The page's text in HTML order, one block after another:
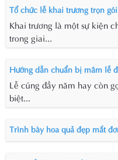
Tổ chức lễ khai trương trọn
Khai trương là một sự kiện
trong giai...
Hướng dẫn chuẩn bị mâm lễ
Lễ cúng đầy năm hay còn
biệt...
Trình bày hoa quả đẹp mắt